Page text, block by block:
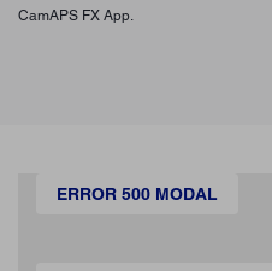
CamAPS FX App.
ERROR 500 MODAL